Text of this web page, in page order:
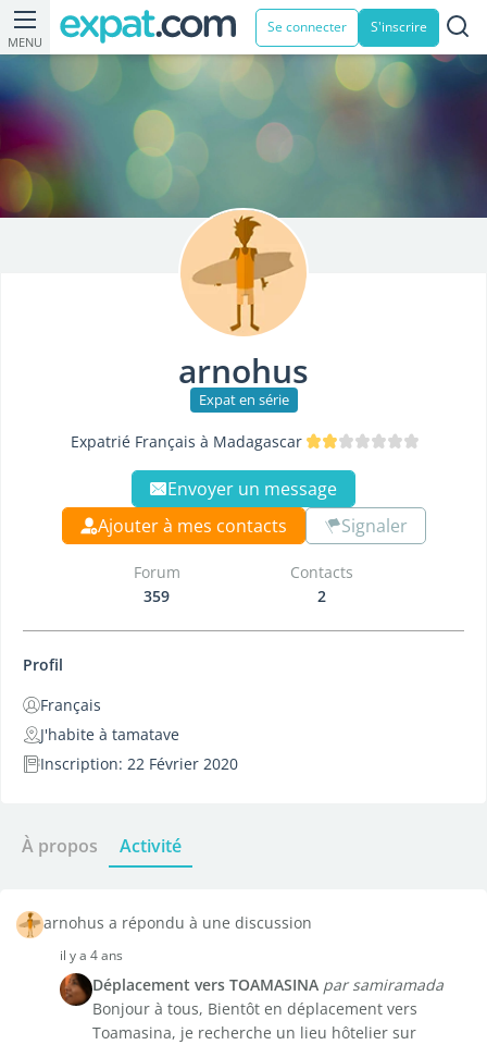
MENU
Se connecter S'inscrire
arnohus
Expat en série
Expatrié Français à Madagascar
Envoyer un message
Ajouter à mes contacts
Signaler
Forum
359
Contacts
2
Profil
Français
J'habite à tamatave
Inscription: 22 Février 2020
À propos Activité
arnohus a répondu à une discussion
il y a 4 ans
Déplacement vers TOAMASINA par samiramada
Bonjour à tous, Bientôt en déplacement vers
Toamasina, je recherche un lieu hôtelier sur